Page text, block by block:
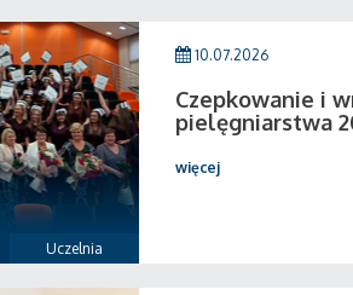
Uczelnia
10.07.2026
Czepkowanie i
pielęgniarstwa
więcej